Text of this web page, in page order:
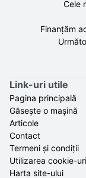
Cele
Finanțăm
Link-uri utile
Pagina principală
Găsește o mașină
Articole
Contact
Termeni și condiții
Utilizarea cookie-
Harta site-ului